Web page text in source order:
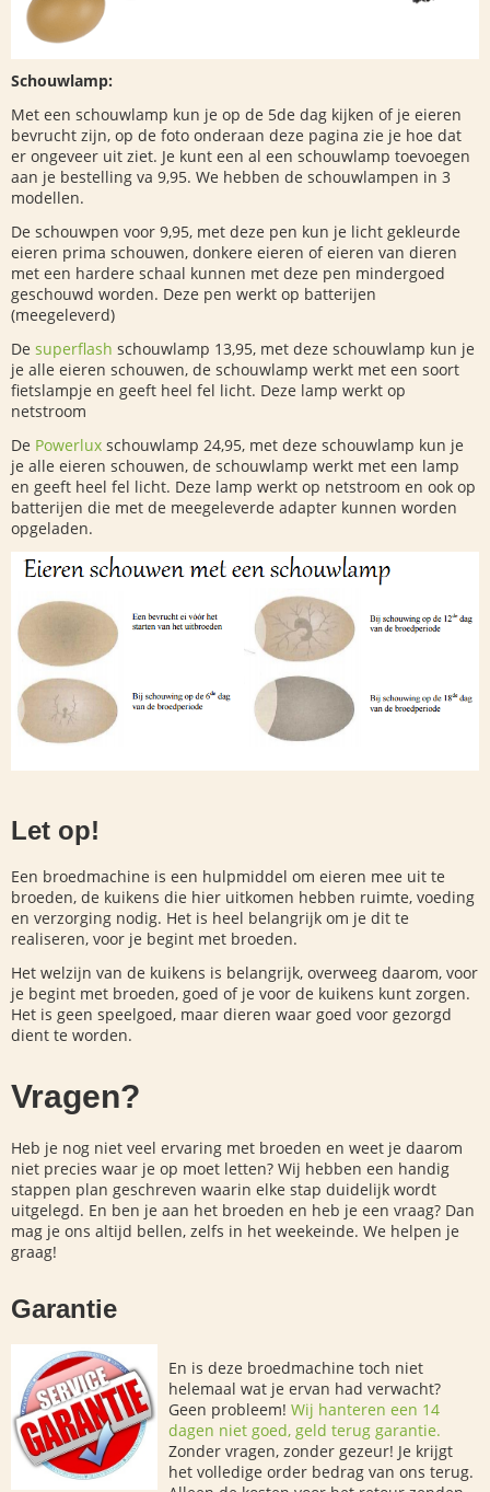
Schouwlamp:
Met een schouwlamp kun je op de 5de dag kijken of je eieren
bevrucht zijn, op de foto onderaan deze pagina zie je hoe dat
er ongeveer uit ziet. Je kunt een al een schouwlamp toevoegen
aan je bestelling va 9,95. We hebben de schouwlampen in 3
modellen.
De schouwpen voor 9,95, met deze pen kun je licht gekleurde
eieren prima schouwen, donkere eieren of eieren van dieren
met een hardere schaal kunnen met deze pen mindergoed
geschouwd worden. Deze pen werkt op batterijen
(meegeleverd)
De superflash schouwlamp 13,95, met deze schouwlamp kun je
je alle eieren schouwen, de schouwlamp werkt met een soort
fietslampje en geeft heel fel licht. Deze lamp werkt op
netstroom
De Powerlux schouwlamp 24,95, met deze schouwlamp kun je
je alle eieren schouwen, de schouwlamp werkt met een lamp
en geeft heel fel licht. Deze lamp werkt op netstroom en ook op
batterijen die met de meegeleverde adapter kunnen worden
opgeladen.
Let op!
Een broedmachine is een hulpmiddel om eieren mee uit te
broeden, de kuikens die hier uitkomen hebben ruimte, voeding
en verzorging nodig. Het is heel belangrijk om je dit te
realiseren, voor je begint met broeden.
Het welzijn van de kuikens is belangrijk, overweeg daarom, voor
je begint met broeden, goed of je voor de kuikens kunt zorgen.
Het is geen speelgoed, maar dieren waar goed voor gezorgd
dient te worden.
Vragen?
Heb je nog niet veel ervaring met broeden en weet je daarom
niet precies waar je op moet letten? Wij hebben een handig
stappen plan geschreven waarin elke stap duidelijk wordt
uitgelegd. En ben je aan het broeden en heb je een vraag? Dan
mag je ons altijd bellen, zelfs in het weekeinde. We helpen je
graag!
Garantie
En is deze broedmachine toch niet
helemaal wat je ervan had verwacht?
Geen probleem! Wij hanteren een 14
dagen niet goed, geld terug garantie.
Zonder vragen, zonder gezeur! Je krijgt
het volledige order bedrag van ons terug.